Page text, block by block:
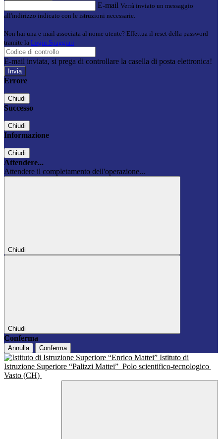
E-mail Verrà inviato un messaggio
all'indirizzo indicato con le istruzioni necessarie.
Non hai una e-mail associata al nome utente? Effettua il reset della password
tramite la Login Spaggiari
E-mail inviata, si prega di controllare la casella di posta elettronica!
Errore
Chiudi
Successo
Chiudi
Informazione
Chiudi
Attendere...
Attendere il completamento dell'operazione...
Chiudi
Chiudi
Conferma
Annulla Conferma
Istituto di
Istruzione Superiore “Palizzi Mattei” Polo scientifico-tecnologico
Vasto (CH)